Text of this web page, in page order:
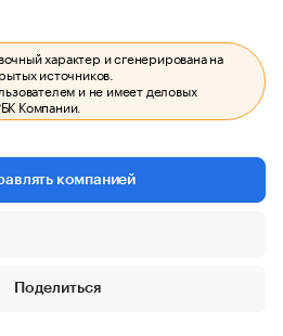
характер и сгенерирована на
источников.
и не имеет деловых
Компании.
компанией
Поделиться